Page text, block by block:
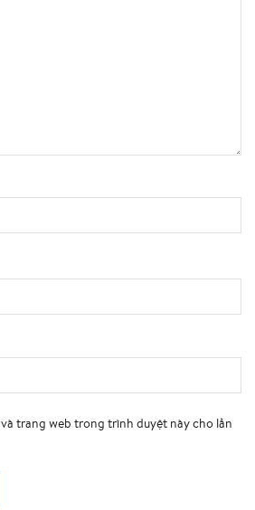
và trang web trong trình duyệt này cho lần